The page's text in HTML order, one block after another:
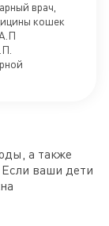
врач,
кошек
а также
ваши дети